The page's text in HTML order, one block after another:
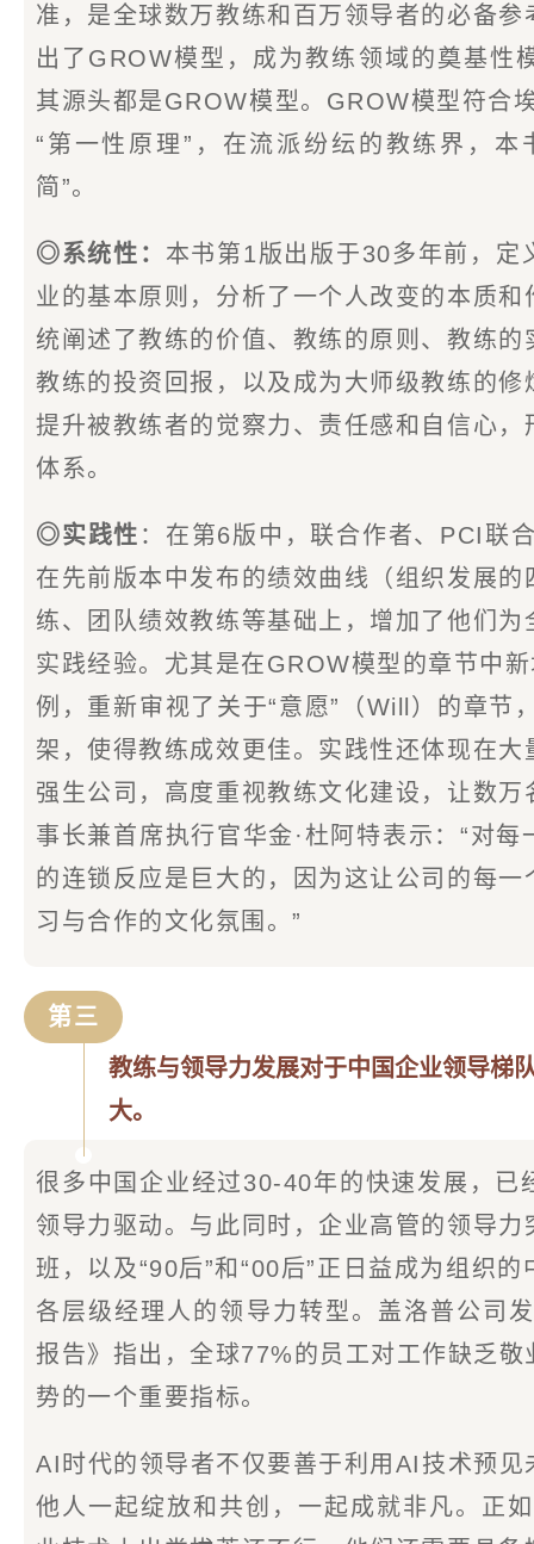
准，是全球数万教练和百万领导者的必备
出了GROW模型，成为教练领域的奠基性
其源头都是GROW模型。GROW模型符合
“第一性原理”，在流派纷纭的教练界，本
简”。
◎系统性： 本书第1版出版于30多年前，定
业的基本原则，分析了一个人改变的本质
统阐述了教练的价值、教练的原则、教练
教练的投资回报，以及成为大师级教练的
提升被教练者的觉察力、责任感和自信心
体系。
◎实践性 ：在第6版中，联合作者、PCI联
在先前版本中发布的绩效曲线（组织发展
练、团队绩效教练等基础上，增加了他们
实践经验。尤其是在GROW模型的章节中
例，重新审视了关于“意愿”（Will）的章节
架，使得教练成效更佳。实践性还体现在
强生公司，高度重视教练文化建设，让数
事长兼首席执行官华金·杜阿特表示：“对
的连锁反应是巨大的，因为这让公司的每
习与合作的文化氛围。”
第三
教练与领导力发展对于中国企业领导梯
大。
很多中国企业经过30-40年的快速发展，已
领导力驱动。与此同时，企业高管的领导
班，以及“90后”和“00后”正日益成为组织
各层级经理人的领导力转型。盖洛普公司
报告》指出，全球77%的员工对工作缺乏
势的一个重要指标。
AI时代的领导者不仅要善于利用AI技术预
他人一起绽放和共创，一起成就非凡。正